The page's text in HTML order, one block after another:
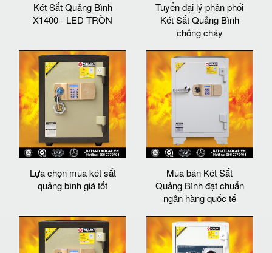
Két Sắt Quảng Bình
X1400 - LED TRÒN
Tuyển đại lý phân phối
Két Sắt Quảng Bình
chống cháy
Lựa chọn mua két sắt
quảng bình giá tốt
Mua bán Két Sắt
Quảng Bình đạt chuẩn
ngân hàng quốc tế